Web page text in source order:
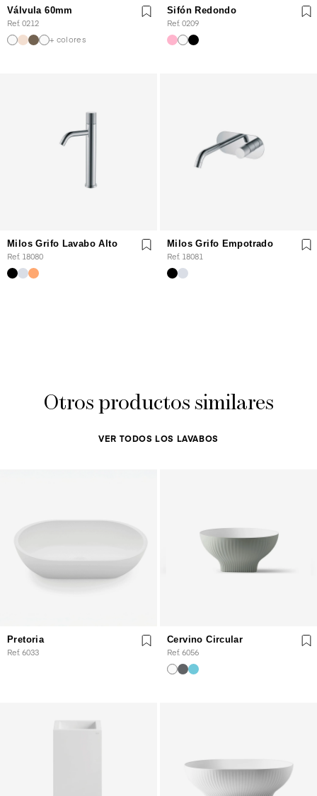
Válvula 60mm
Ref. 0212
+ colores
Sifón Redondo
Ref. 0209
Milos Grifo Lavabo Alto
Ref. 18080
Milos Grifo Empotrado
Ref. 18081
Otros productos similares
VER TODOS LOS LAVABOS
Pretoria
Ref. 6033
Cervino Circular
Ref. 6056